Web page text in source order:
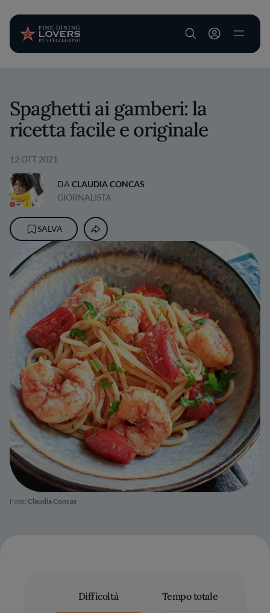
User account
Foto: Claudia Concas
Spaghetti ai gamberi: la
ricetta facile e originale
12 OTT 2021
DA CLAUDIA CONCAS
GIORNALISTA
SALVA
Difficoltà Tempo totale